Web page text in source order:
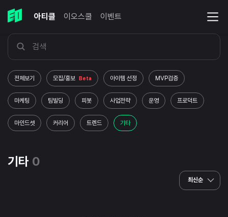
아티클 이오스쿨 이벤트
전체보기 모집/홍보 Beta 아이템 선정 MVP검증
마케팅 팀빌딩 피봇 사업전략 운영 프로덕트
마인드셋 커리어 트렌드 기타
기타 0
최신순